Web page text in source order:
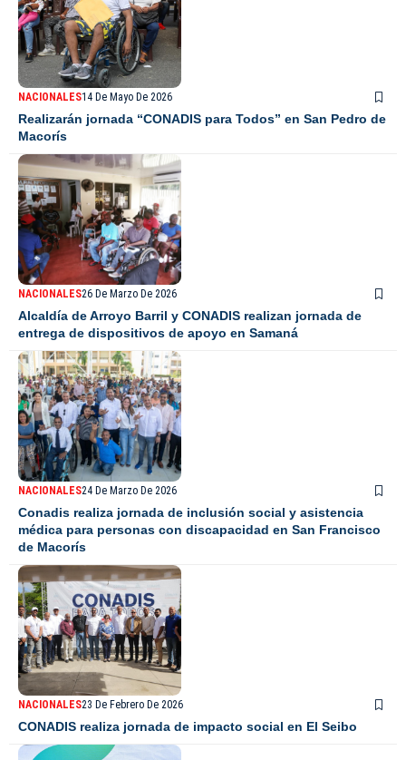
NACIONALES14 De Mayo De 2026
Realizarán jornada “CONADIS para Todos” en San Pedro de
Macorís
NACIONALES26 De Marzo De 2026
Alcaldía de Arroyo Barril y CONADIS realizan jornada de
entrega de dispositivos de apoyo en Samaná
NACIONALES24 De Marzo De 2026
Conadis realiza jornada de inclusión social y asistencia
médica para personas con discapacidad en San Francisco
de Macorís
NACIONALES23 De Febrero De 2026
CONADIS realiza jornada de impacto social en El Seibo